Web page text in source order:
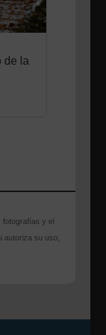
de la
fotografías y el
autoriza su uso,